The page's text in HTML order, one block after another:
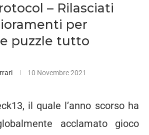
– Rilasciati
per
puzzle tutto
10 Novembre 2021
il quale l’anno scorso ha
acclamato gioco